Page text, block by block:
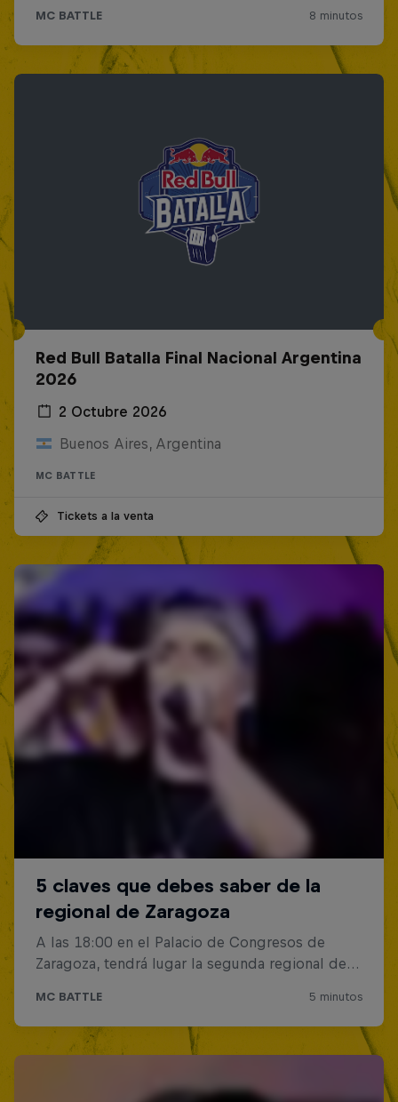
Red Bull Batalla Final Nacional Argentina
2026
2 Octubre 2026
Buenos Aires, Argentina
MC BATTLE
Tickets a la venta